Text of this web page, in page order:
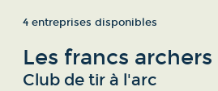
4 entreprises disponibles
Les francs
Club de tir à l'arc